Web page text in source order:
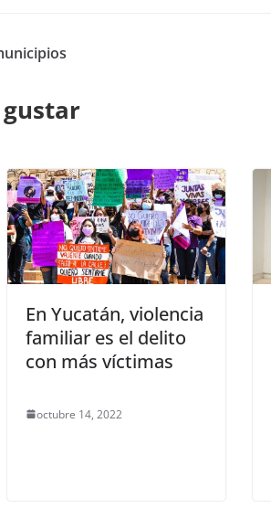
En Yucatán, violencia
familiar es el delito
con más víctimas
octubre 14, 2022